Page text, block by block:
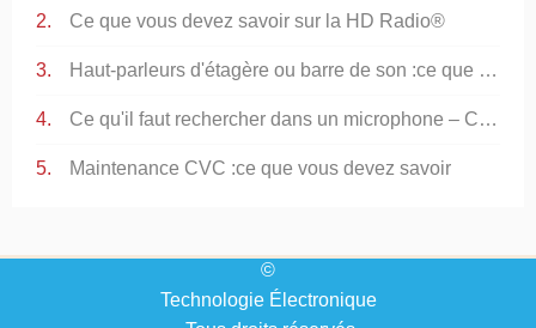
Ce que vous devez savoir sur la HD Radio®
Haut-parleurs d'étagère ou barre de son :ce que vous devez savoir
Ce qu'il faut rechercher dans un microphone – Ce que vous devez savoir
Maintenance CVC :ce que vous devez savoir
©
Technologie Électronique